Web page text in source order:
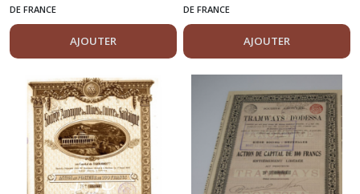
DE FRANCE
AJOUTER
DE FRANCE
AJOUTER